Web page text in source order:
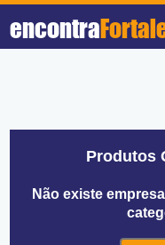
encontra
Produtos
Não existe